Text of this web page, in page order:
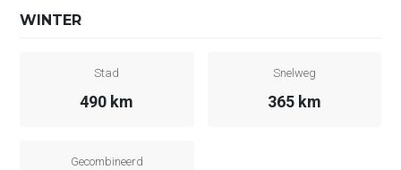
WINTER
Stad
490 km
Snelweg
365 km
Gecombineerd